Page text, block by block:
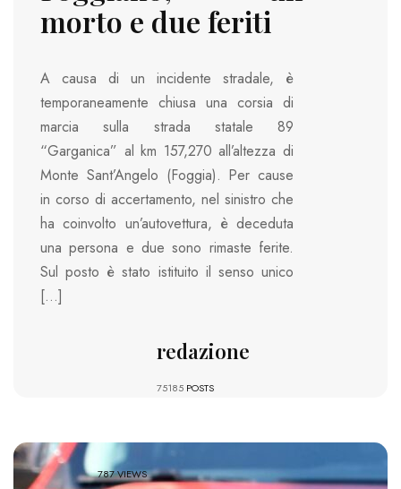
morto e due feriti
A causa di un incidente stradale, è
temporaneamente chiusa una corsia di
marcia sulla strada statale 89
“Garganica” al km 157,270 all’altezza di
Monte Sant’Angelo (Foggia). Per cause
in corso di accertamento, nel sinistro che
ha coinvolto un’autovettura, è deceduta
una persona e due sono rimaste ferite.
Sul posto è stato istituito il senso unico
[…]
redazione
75185 POSTS
787 VIEWS